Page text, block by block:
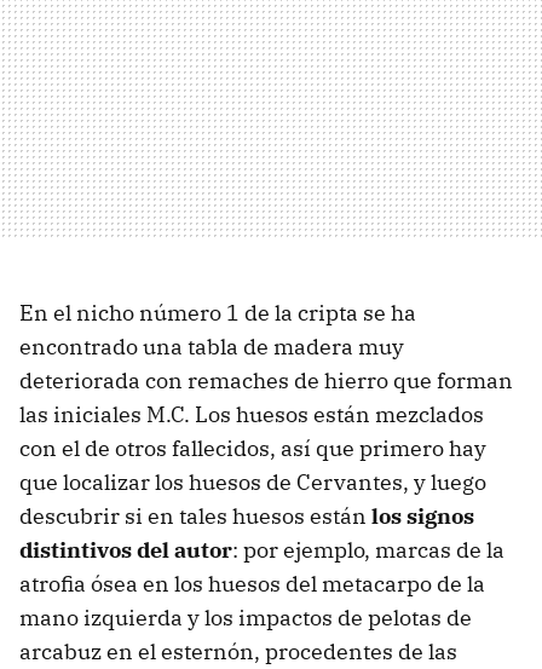
En el nicho número 1 de la cripta se ha
encontrado una tabla de madera muy
deteriorada con remaches de hierro que forman
las iniciales M.C. Los huesos están mezclados
con el de otros fallecidos, así que primero hay
que localizar los huesos de Cervantes, y luego
descubrir si en tales huesos están los signos
distintivos del autor: por ejemplo, marcas de la
atrofia ósea en los huesos del metacarpo de la
mano izquierda y los impactos de pelotas de
arcabuz en el esternón, procedentes de las